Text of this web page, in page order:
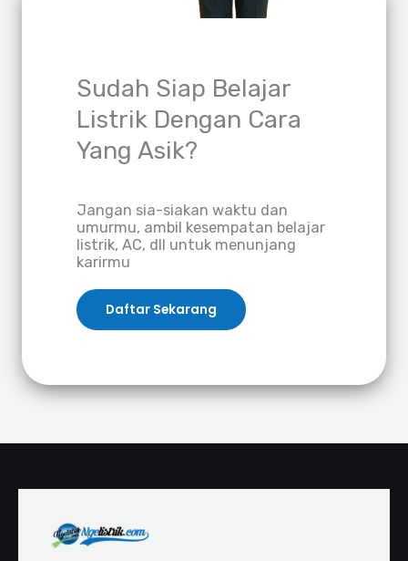
Sudah Siap Belajar
Listrik Dengan Cara
Yang Asik?
Jangan sia-siakan waktu dan
umurmu, ambil kesempatan belajar
listrik, AC, dll untuk menunjang
karirmu
Daftar Sekarang